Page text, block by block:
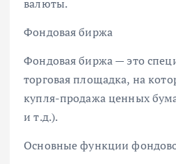
валюты.
Фондовая биржа
Фондовая биржа — это
торговая площадка, на
купля-продажа ценных
и т.д.).
Основные функции